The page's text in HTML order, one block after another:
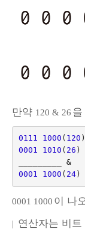
만약 120 & 26
0111 1000 ( 120 )
0001
1010 ( 26 )
&
0001
1000 ( 24)
0001 1000 이 나
| 연산자는 비